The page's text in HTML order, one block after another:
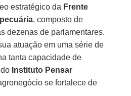
estratégico da Frente
, composto de
dezenas de parlamentares.
atuação em uma série de
tanta capacidade de
Instituto Pensar
se fortalece de